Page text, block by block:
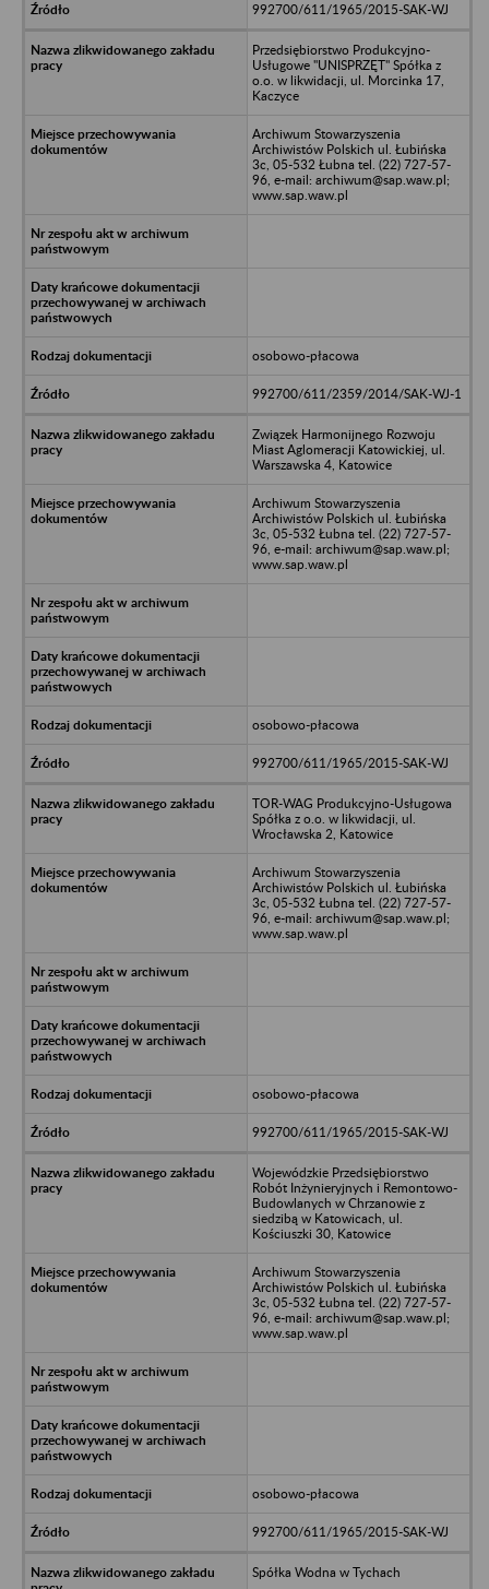
992700/611/1965/2015-SAK-WJ
Przedsiębiorstwo Produkcyjno-
Usługowe "UNISPRZĘT" Spółka z
o.o. w likwidacji, ul. Morcinka 17,
Kaczyce
Archiwum Stowarzyszenia
Archiwistów Polskich ul. Łubińska
3c, 05-532 Łubna tel. (22) 727-57-
96, e-mail: archiwum@sap.waw.pl;
www.sap.waw.pl
osobowo-płacowa
992700/611/2359/2014/SAK-WJ-1
Związek Harmonijnego Rozwoju
Miast Aglomeracji Katowickiej, ul.
Warszawska 4, Katowice
Archiwum Stowarzyszenia
Archiwistów Polskich ul. Łubińska
3c, 05-532 Łubna tel. (22) 727-57-
96, e-mail: archiwum@sap.waw.pl;
www.sap.waw.pl
osobowo-płacowa
992700/611/1965/2015-SAK-WJ
TOR-WAG Produkcyjno-Usługowa
Spółka z o.o. w likwidacji, ul.
Wrocławska 2, Katowice
Archiwum Stowarzyszenia
Archiwistów Polskich ul. Łubińska
3c, 05-532 Łubna tel. (22) 727-57-
96, e-mail: archiwum@sap.waw.pl;
www.sap.waw.pl
osobowo-płacowa
992700/611/1965/2015-SAK-WJ
Wojewódzkie Przedsiębiorstwo
Robót Inżynieryjnych i Remontowo-
Budowlanych w Chrzanowie z
siedzibą w Katowicach, ul.
Kościuszki 30, Katowice
Archiwum Stowarzyszenia
Archiwistów Polskich ul. Łubińska
3c, 05-532 Łubna tel. (22) 727-57-
96, e-mail: archiwum@sap.waw.pl;
www.sap.waw.pl
osobowo-płacowa
992700/611/1965/2015-SAK-WJ
Spółka Wodna w Tychach